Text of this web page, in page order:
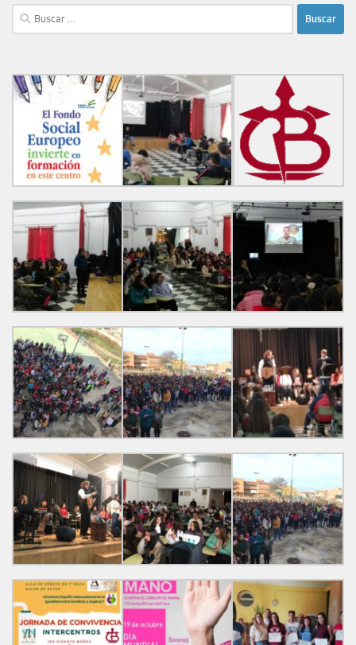
Buscar: